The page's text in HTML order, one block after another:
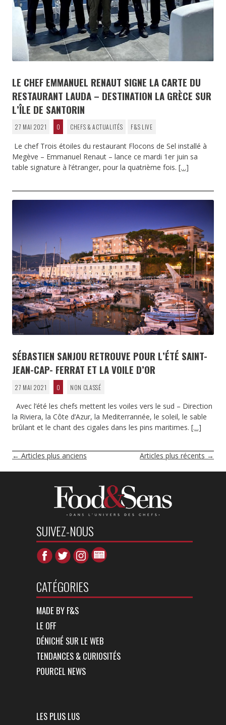
LE CHEF EMMANUEL RENAUT SIGNE LA CARTE DU
RESTAURANT LAUDA – DESTINATION LA GRÈCE SUR
L’ÎLE DE SANTORIN
27 MAI 2021 0 CHEFS & ACTUALITÉS F&S LIVE
Le chef Trois étoiles du restaurant Flocons de Sel installé à
Megève – Emmanuel Renaut – lance ce mardi 1er juin sa
table signature à l’étranger, pour la quatrième fois. […]
SÉBASTIEN SANJOU RETROUVE POUR L’ÉTÉ SAINT-
JEAN-CAP- FERRAT ET LA VOILE D’OR
27 MAI 2021 0 NON CLASSÉ
Avec l’été les chefs mettent les voiles vers le sud – Direction
la Riviera, la Côte d’Azur, la Mediterrannée, le soleil, le sable
brûlant et le chant des cigales dans les pins maritimes. […]
NAVIGATION
DES
← Articles plus anciens Articles plus récents →
SUIVEZ-NOUS
CATÉGORIES
MADE BY F&S
LE OFF
DÉNICHÉ SUR LE WEB
TENDANCES & CURIOSITÉS
POURCEL NEWS
LES PLUS LUS